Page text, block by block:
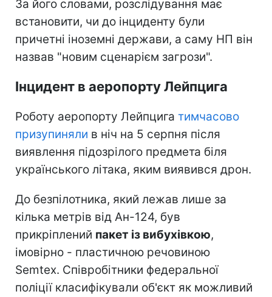
За його словами, розслідування має
встановити, чи до інциденту були
причетні іноземні держави, а саму НП він
назвав "новим сценарієм загрози".
Інцидент в аеропорту Лейпцига
Роботу аеропорту Лейпцига тимчасово
призупиняли в ніч на 5 серпня після
виявлення підозрілого предмета біля
українського літака, яким виявився дрон.
До безпілотника, який лежав лише за
кілька метрів від Ан-124, був
прикріплений пакет із вибухівкою,
імовірно - пластичною речовиною
Semtex. Співробітники федеральної
поліції класифікували об'єкт як можливий